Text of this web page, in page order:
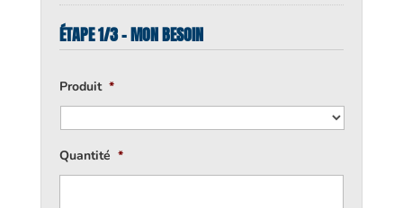
ÉTAPE 1/3 - MON BESOIN
Produit *
Quantité *